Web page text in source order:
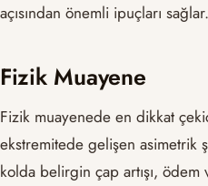
açısından önemli ipuçları sağlar.
Fizik Muayene
Fizik muayenede en dikkat
ekstremitede gelişen asimetrik
kolda belirgin çap artışı,